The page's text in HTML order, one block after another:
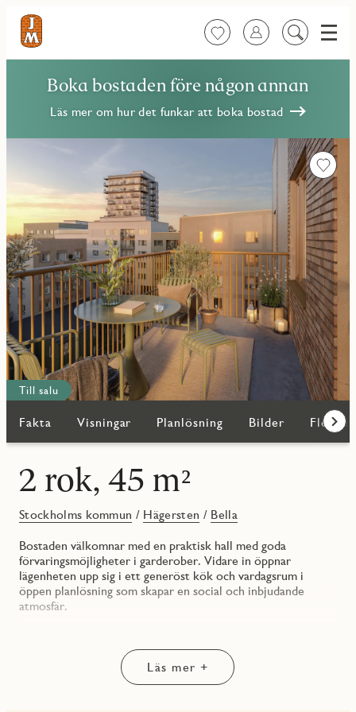
FavoriterLogga in
Sök
Meny
Boka bostaden före någon annan
Läs mer om hur det funkar att boka bostad
Till salu
Fakta Visningar Planlösning Bilder Fler
2 rok, 45 m²
Stockholms kommun / Hägersten / Bella
Bostaden välkomnar med en praktisk hall med goda
förvaringsmöjligheter i garderober. Vidare in öppnar
lägenheten upp sig i ett generöst kök och vardagsrum i
öppen planlösning som skapar en social och inbjudande
atmosfär.
om förvaring. Intill finns en naturlig plats för matgrupp vid
fönster, medan vardagsrumsdelen erbjuder gott om utrymme
för soffgrupp och övrigt möblemang. De stora
Läs mer +